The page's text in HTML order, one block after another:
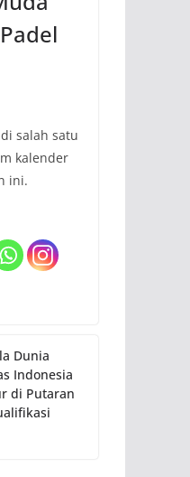
salah satu
kalender
ini.
Dunia
Indonesia
di Putaran